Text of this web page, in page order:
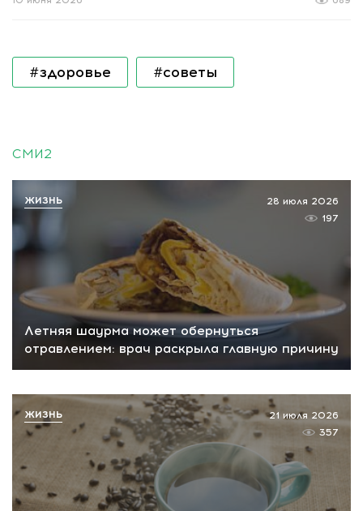
#здоровье #советы
СМИ2
Летняя шаурма может обернуться
отравлением: врач раскрыла главную причину
28 июля 2026
197
ЖИЗНЬ
21 июля 2026
357
ЖИЗНЬ